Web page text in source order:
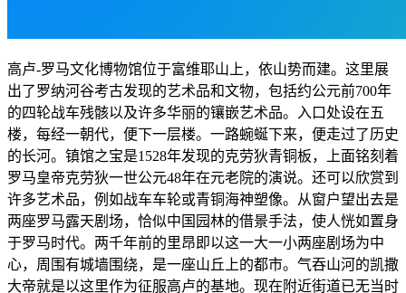
高卢-罗马文化博物馆位于富维耶山上，依山势而建。这里展
出了罗纳河谷考古发现的艺术品和文物，包括约公元前700年
的四轮战车残骸以及许多华丽的镶嵌艺术品。入口处设在五
楼，每经一朝代，便下一层楼。一路蜿蜒下来，便走过了历史
的长河。镇馆之宝是1528年发现的克劳狄青铜板，上面铭刻着
罗马皇帝克劳狄一世公元48年在元老院的演说。还可以欣赏到
许多艺术品，例如战车车轮或青铜海神塑像。从窗户望出去是
两座罗马露天剧场，恰似中国园林的借景手法，使人恍如置身
于罗马时代。两千年前的里昂即以这一大一小两座剧场为中
心，周围有城墙围绕，是一座山丘上的都市。气吞山河的凯撒
大帝就是以这里作为征服高卢的基地。现在附近街道已无当时